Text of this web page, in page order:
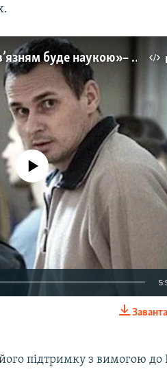
«Нехай Сенцов помирає. Іншим в’язням буде наукою» – дипломати в кулуарах | Крим.Реалії (відео)
currently available
його підтримку з вимогою до